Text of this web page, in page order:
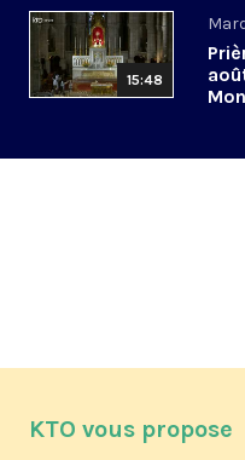
15:48
KTO vous propose